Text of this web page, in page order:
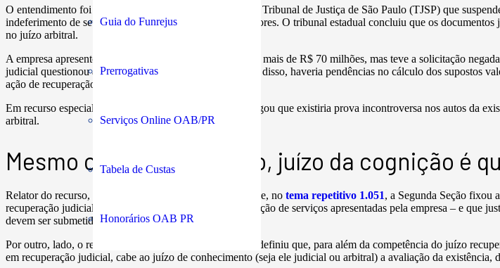
Guia do Funrejus
Prerrogativas
Serviços Online OAB/PR
Tabela de Custas
Honorários OAB PR
O entendimento foi estabelecido ao confirmar acórdão do Tribunal de Justiça de São Paulo (TJSP) que
indeferimento de seu direito a voto na assembleia de credores. O tribunal estadual concluiu que os
no juízo arbitral.
A empresa apresentou pedido de habilitação de crédito de mais de R$ 70 milhões, mas teve a solicitação
judicial questionou a própria existência do crédito e, além disso, haveria pendências no cálculo dos supostos
ação de recuperação.
Em recurso especial, a empresa supostamente credora alegou que existiria prova incontroversa nos autos da
arbitral.
Mesmo com recuperação, juízo da cognição é
Relator do recurso, o ministro Moura Ribeiro destacou que, no tema repetitivo 1.051, a Segunda Seção fixou
recuperação judicial. Considerando que as datas de prestação de serviços apresentadas pela empresa – e que
devem ser submetidos aos efeitos da recuperação.
Por outro, lado, o relator lembrou, também, que o STJ já definiu que, para além da competência do juízo
em recuperação judicial, cabe ao juízo de conhecimento (seja ele judicial ou arbitral) a avaliação da existência,